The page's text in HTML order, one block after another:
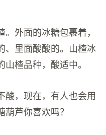
外面的冰糖包裹着，
、里面酸酸的。山楂冰
楂品种，酸适中。
酸，现在，有人也会用
芦你喜欢吗？